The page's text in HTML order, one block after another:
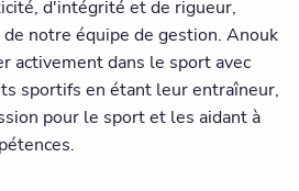
d'intégrité et de rigueur,
notre équipe de gestion. Anouk
activement dans le sport avec
sportifs en étant leur entraîneur,
pour le sport et les aidant à